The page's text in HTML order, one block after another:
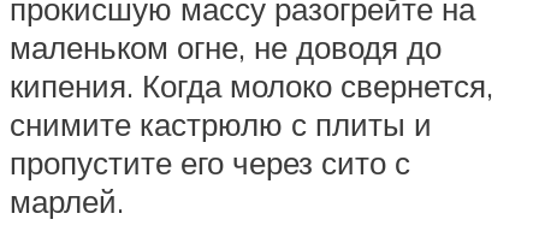
прокисшую массу разогрейте на
маленьком огне, не доводя до
кипения. Когда молоко свернется,
снимите кастрюлю с плиты и
пропустите его через сито с
марлей.